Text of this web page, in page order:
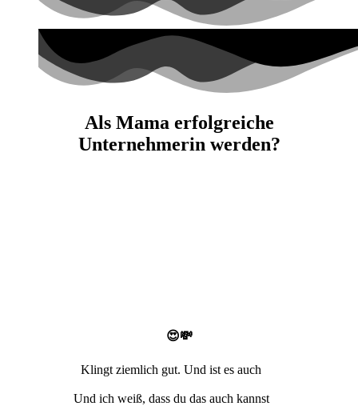
Als Mama erfolgreiche
Unternehmerin werden?
😍💸​
Klingt ziemlich gut. Und ist es auch
Und ich weiß, dass du das auch kannst